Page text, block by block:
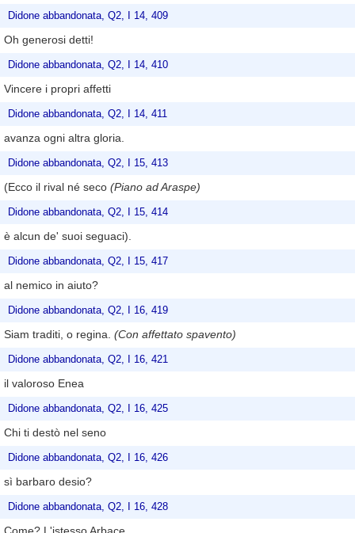
Didone abbandonata, Q2, I 14, 409
Oh generosi detti!
Didone abbandonata, Q2, I 14, 410
Vincere i propri affetti
Didone abbandonata, Q2, I 14, 411
avanza ogni altra gloria.
Didone abbandonata, Q2, I 15, 413
(Ecco il rival né seco (Piano ad Araspe)
Didone abbandonata, Q2, I 15, 414
è alcun de' suoi seguaci).
Didone abbandonata, Q2, I 15, 417
al nemico in aiuto?
Didone abbandonata, Q2, I 16, 419
Siam traditi, o regina. (Con affettato spavento)
Didone abbandonata, Q2, I 16, 421
il valoroso Enea
Didone abbandonata, Q2, I 16, 425
Chi ti destò nel seno
Didone abbandonata, Q2, I 16, 426
sì barbaro desio?
Didone abbandonata, Q2, I 16, 428